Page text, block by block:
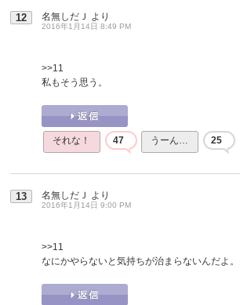
12 名無しだＪ より
2016年1月14日 8:49 PM
>>11
私もそう思う。
それな！ 47 うーん… 25
13 名無しだＪ より
2016年1月14日 9:00 PM
>>11
なにかやらないと気持ちが治まらないんだよ。